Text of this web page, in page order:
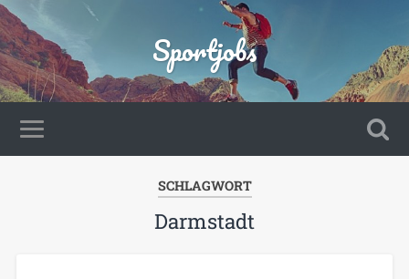
Sportjobs
SCHLAGWORT
Darmstadt